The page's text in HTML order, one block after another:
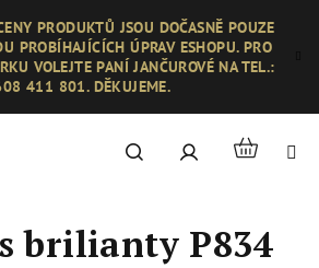
PRODUKTŮ JSOU DOČASNĚ POUZE
PROBÍHAJÍCÍCH ÚPRAV ESHOPU. PRO
VOLEJTE PANÍ JANČUROVÉ NA TEL.:
411 801. DĚKUJEME.
Hledat PřihlášeníNákupní
brilianty P834